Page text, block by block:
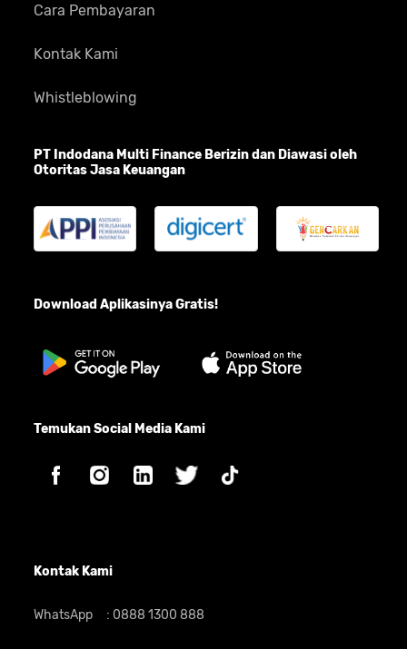
Cara Pembayaran
Kontak Kami
Whistleblowing
PT Indodana Multi Finance Berizin dan Diawasi oleh
Otoritas Jasa Keuangan
Download Aplikasinya Gratis!
Temukan Social Media Kami
Kontak Kami
WhatsApp : 0888 1300 888